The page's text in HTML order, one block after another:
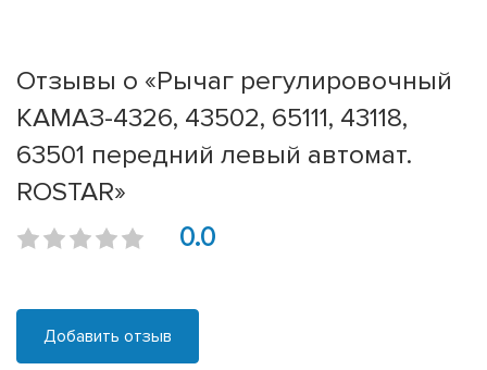
Отзывы о «Рычаг регулировочный
КАМАЗ-4326, 43502, 65111, 43118,
63501 передний левый автомат.
ROSTAR»
0.0
Добавить отзыв